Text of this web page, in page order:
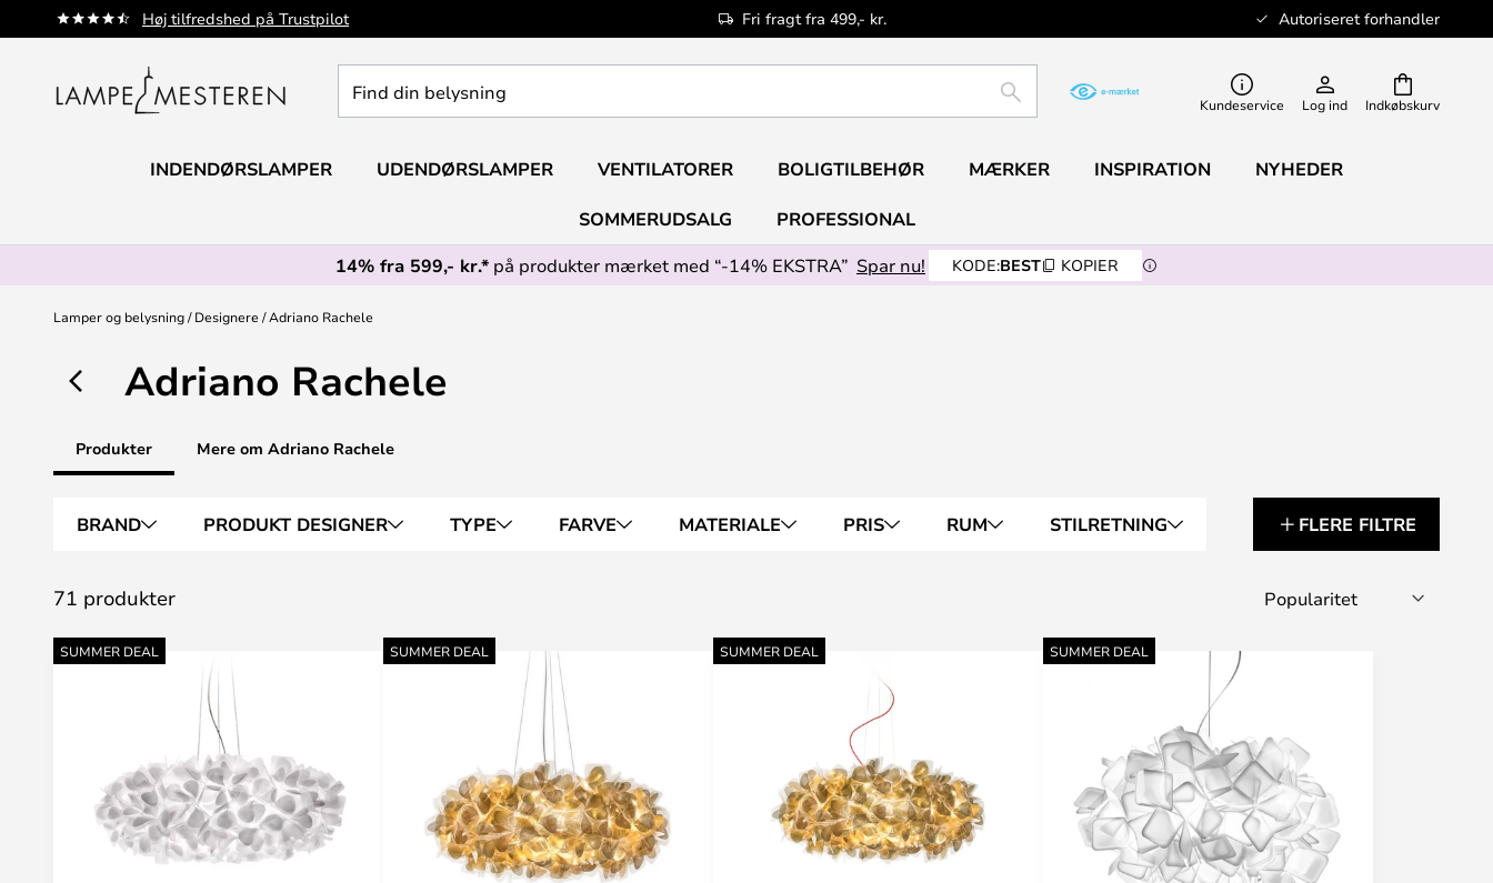
Høj tilfredshed på Trustpilot Fri fragt fra 499,- kr. Autoriseret forhandler
Skip
to
Indkøbskurv
din
SØG Kundeservice Log ind
INDENDØRSLAMPER UDENDØRSLAMPER VENTILATORER BOLIGTILBEHØR MÆRKER INSPIRATION NYHEDER
SOMMERUDSALG
PROFESSIONAL
14% fra 599,- kr.* på produkter mærket med “-14% EKSTRA” Spar nu! KODE:BEST KOPIER
Lamper og belysning Designere Adriano Rachele
Adriano Rachele
Produkter Mere om Adriano Rachele
BRAND PRODUKT DESIGNER TYPE FARVE MATERIALE PRIS RUM STILRETNING FLERE FILTRE
71 produkter
SUMMER DEAL SUMMER DEAL SUMMER DEAL SUMMER DEAL